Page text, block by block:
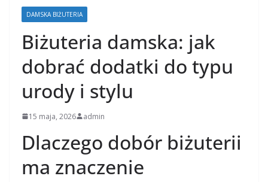
DAMSKA BIŻUTERIA
Biżuteria damska: jak
dobrać dodatki do typu
urody i stylu
15 maja, 2026 admin
Dlaczego dobór biżuterii
ma znaczenie